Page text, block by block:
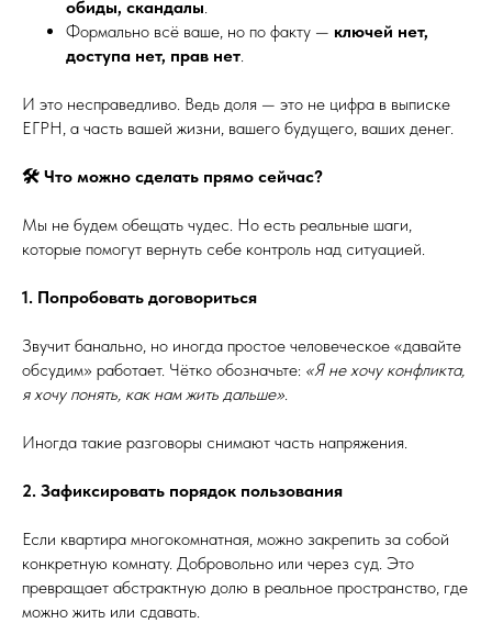
обиды, скандалы.
Формально всё ваше, но по факту — ключей нет,
доступа нет, прав нет.
И это несправедливо. Ведь доля — это не цифра в выписке
ЕГРН, а часть вашей жизни, вашего будущего, ваших денег.
🛠 Что можно сделать прямо сейчас?
Мы не будем обещать чудес. Но есть реальные шаги,
которые помогут вернуть себе контроль над ситуацией.
1. Попробовать договориться
Звучит банально, но иногда простое человеческое «давайте
обсудим» работает. Чётко обозначьте: «Я не хочу конфликта,
я хочу понять, как нам жить дальше».
Иногда такие разговоры снимают часть напряжения.
2. Зафиксировать порядок пользования
Если квартира многокомнатная, можно закрепить за собой
конкретную комнату. Добровольно или через суд. Это
превращает абстрактную долю в реальное пространство, где
можно жить или сдавать.